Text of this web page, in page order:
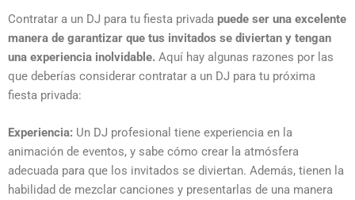
Contratar a un DJ para tu fiesta privada puede ser una excelente
manera de garantizar que tus invitados se diviertan y tengan
una experiencia inolvidable. Aquí hay algunas razones por las
que deberías considerar contratar a un DJ para tu próxima
fiesta privada:
Experiencia: Un DJ profesional tiene experiencia en la
animación de eventos, y sabe cómo crear la atmósfera
adecuada para que los invitados se diviertan. Además, tienen la
habilidad de mezclar canciones y presentarlas de una manera